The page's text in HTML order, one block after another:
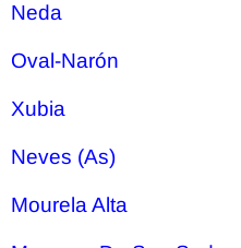
Neda
Oval-Narón
Xubia
Neves (As)
Mourela Alta